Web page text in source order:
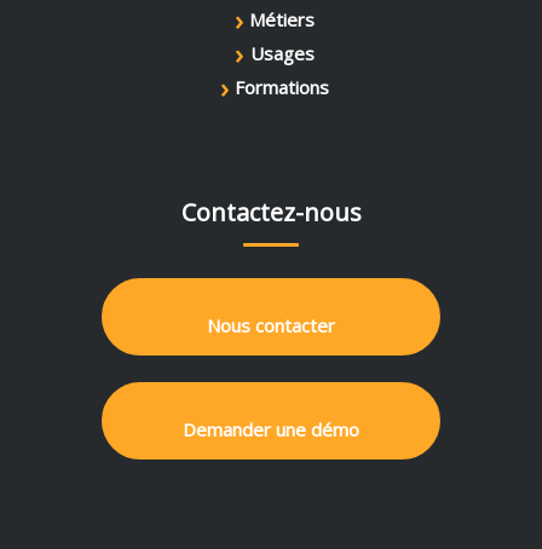
› Métiers
› Usages
› Formations
Contactez-nous
Nous contacter
Demander une démo